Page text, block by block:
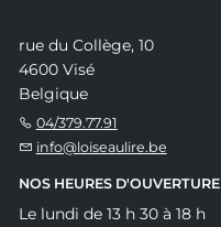
rue du Collège, 10
4600 Visé
Belgique
04/379.77.91
info@loiseaulire.be
NOS HEURES D'OUVERTURE
Le lundi de 13 h 30 à 18 h